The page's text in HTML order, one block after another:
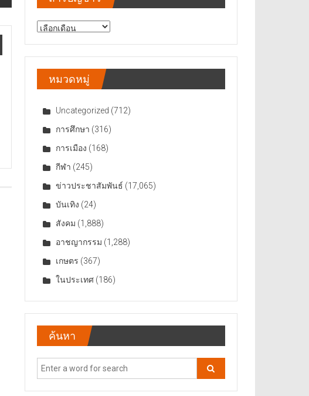
สารบัญ
หมวดหมู่
Uncategorized (712)
การศึกษา (316)
การเมือง (168)
กีฬา (245)
ข่าวประชาสัมพันธ์ (17,065)
บันเทิง (24)
สังคม (1,888)
อาชญากรรม (1,288)
เกษตร (367)
ในประเทศ (186)
ค้นหา